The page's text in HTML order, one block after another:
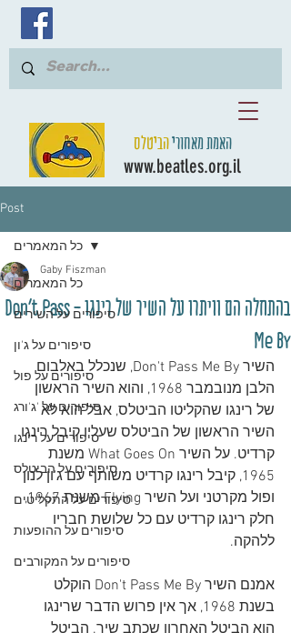
האמת מאחוריהביטלס
www.beatles.org.il
Post
כל המאמרים
סיפורים על השירים
סיפורים על ג'ון
סיפורים על פול
סיפורים על 'ג'ורג
סיפורים על רינגו
סיפורים על הביטלס
סיפורים על התקליטים
סיפורים על ההופעות
סיפורים על המקורבים
כל המאמרים
בהתחלה הם וויתרו על השיר של רינגו - Don't Pass
Me By
Gaby Fiszman
השיר Don't Pass Me By, שנכלל באלבום
הלבן מנובמבר 1968, והוא השיר הראשון
של רינגו שהקליטו הביטלס, אבל הוא לא
השיר הראשון של הביטלס שעליו קיבל רינגו
קרדיט. על השיר What Goes On משנת
1965, קיבל רינגו קרדיט משותף עם ג'ון לנון
ופול מקרטני ועל השיר Flying משנת 1967,
חלק רינגו קרדיט עם כל שלושת חבריו
ללהקה.
אמנם השיר Don't Pass Me By הוקלט
בשנת 1968, אך אין פרוש הדבר שרינגו
הוא הביטל האחרון שכתב שיר. הביטל